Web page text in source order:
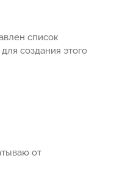
список
создания этого
от